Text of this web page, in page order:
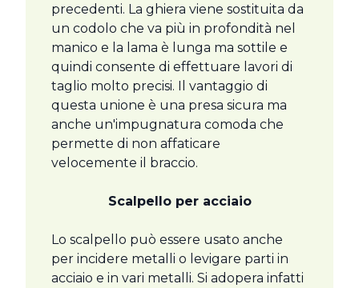
precedenti. La ghiera viene sostituita da
un codolo che va più in profondità nel
manico e la lama è lunga ma sottile e
quindi consente di effettuare lavori di
taglio molto precisi. Il vantaggio di
questa unione è una presa sicura ma
anche un'impugnatura comoda che
permette di non affaticare
velocemente il braccio.
Scalpello per acciaio
Lo scalpello può essere usato anche
per incidere metalli o levigare parti in
acciaio e in vari metalli. Si adopera infatti